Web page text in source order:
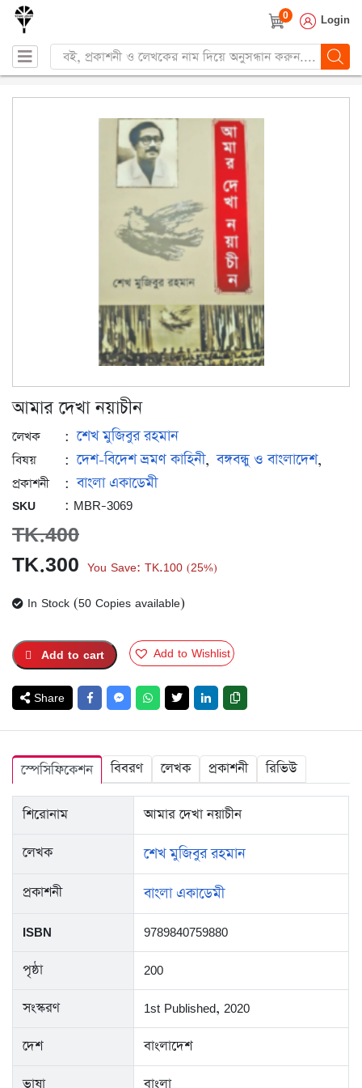
0 Login
Products
search
আমার দেখা নয়াচীন
লেখক : শেখ মুজিবুর রহমান
বিষয় : দেশ-বিদেশ ভ্রমণ কাহিনী, বঙ্গবন্ধু ও বাংলাদেশ,
প্রকাশনী : বাংলা একাডেমী
SKU : MBR-3069
TK.400
Original
price
TK.400.
TK.300 Current
price
TK.300.
You Save: TK.100 (25%)
In Stock (50 Copies available)
Add to cart Add to Wishlist
Share
স্পেসিফিকেশন বিবরণ লেখক প্রকাশনী রিভিউ
শিরোনাম আমার দেখা নয়াচীন
লেখক শেখ মুজিবুর রহমান
প্রকাশনী বাংলা একাডেমী
ISBN 9789840759880
পৃষ্ঠা 200
সংস্করণ 1st Published, 2020
দেশ বাংলাদেশ